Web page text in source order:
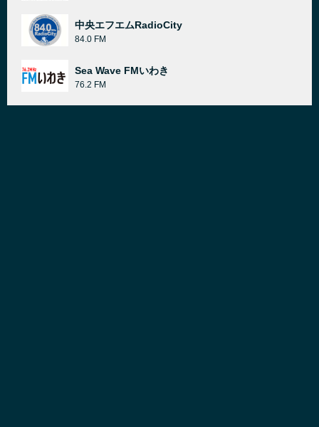
中央エフエムRadioCity
84.0 FM
Sea Wave FMいわき
76.2 FM